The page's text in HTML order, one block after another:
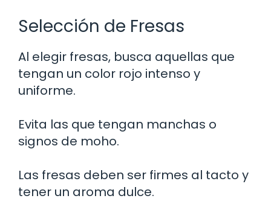
Selección de Fresas
Al elegir fresas, busca aquellas que
tengan un color rojo intenso y
uniforme.
Evita las que tengan manchas o
signos de moho.
Las fresas deben ser firmes al tacto y
tener un aroma dulce.